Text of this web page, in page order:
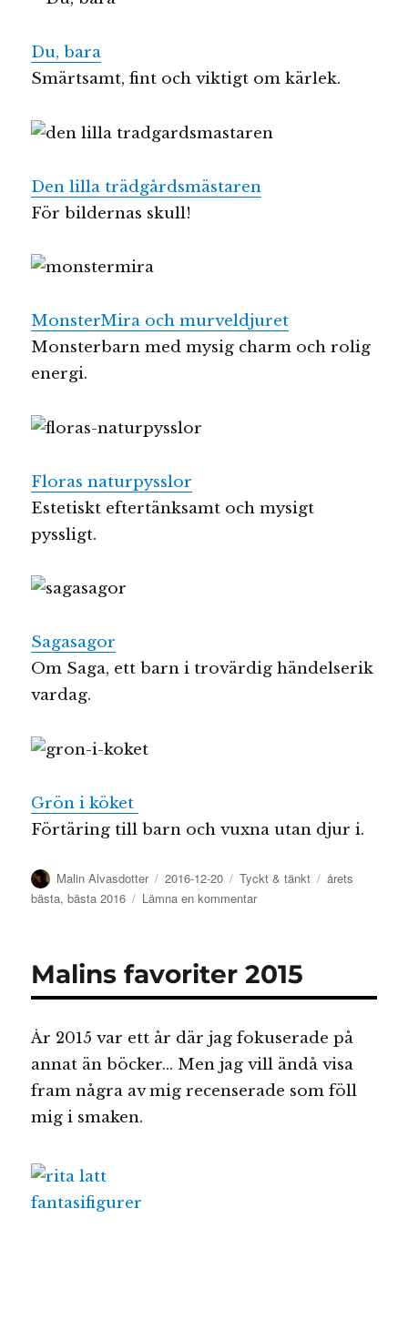
Du, bara
Smärtsamt, fint och viktigt om kärlek.
Den lilla trädgårdsmästaren
För bildernas skull!
MonsterMira och murveldjuret
Monsterbarn med mysig charm och rolig
energi.
Floras naturpysslor
Estetiskt eftertänksamt och mysigt
pyssligt.
Sagasagor
Om Saga, ett barn i trovärdig händelserik
vardag.
Grön i köket
Förtäring till barn och vuxna utan djur i.
Författare
Malin Alvasdotter
Publicerat
den
2016-12-20 Kategorier
Tyckt & tänkt Etiketter
årets
bästa,bästa 2016 Lämna en kommentartill
Malins favoriter 2015
År 2015 var ett år där jag fokuserade på
annat än böcker… Men jag vill ändå visa
fram några av mig recenserade som föll
mig i smaken.